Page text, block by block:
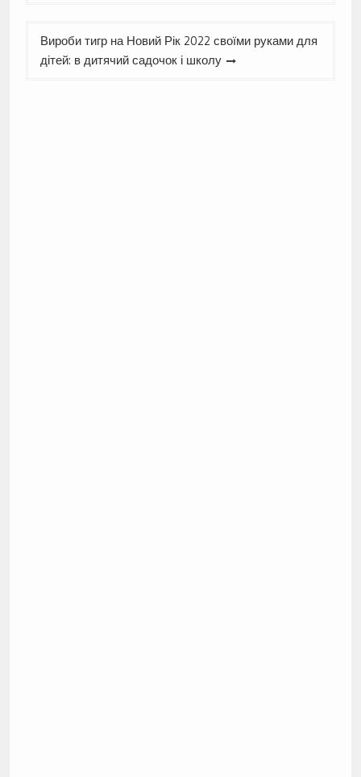
Вироби тигр на Новий Рік 2022 своїми руками для
дітей: в дитячий садочок і школу